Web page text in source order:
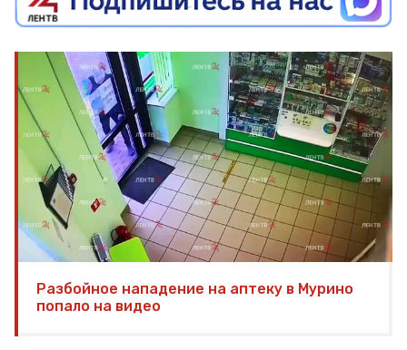
Разбойное нападение на аптеку в Мурино
попало на видео